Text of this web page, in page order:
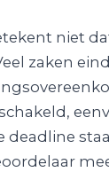
niet
zaken
deadline